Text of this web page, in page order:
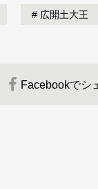
広開土大王
Facebookでシ